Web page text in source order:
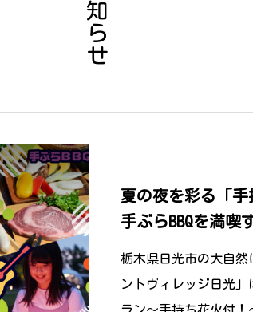
お知らせ
夏の夜を彩る「
手ぶらBBQを満喫
栃木県日光市の大自然
ントヴィレッジ日光
ラン～手持ち花火付！